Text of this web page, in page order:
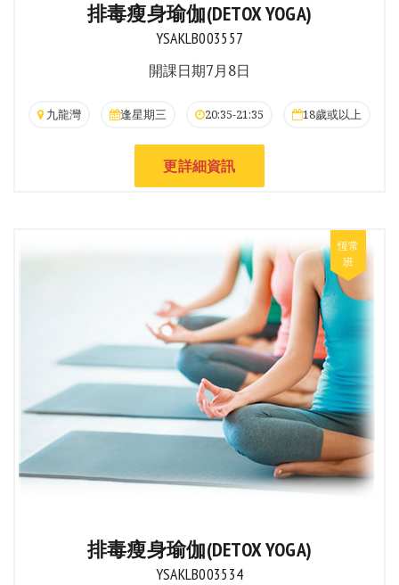
排毒瘦身瑜伽(DETOX YOGA)
YSAKLB003557
開課日期7月8日
九龍灣 逢星期三 20:35-21:35 18歲或以上
更詳細資訊
排毒瘦身瑜伽(DETOX YOGA)
YSAKLB003534